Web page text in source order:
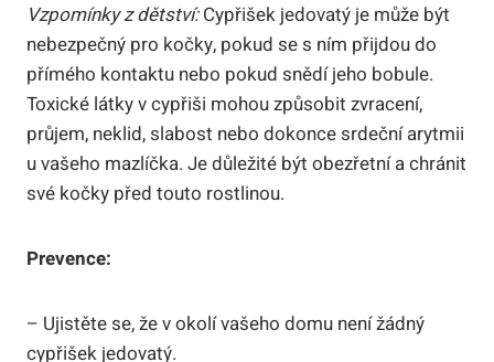
Vzpomínky z dětství:Cypřišek jedovatý je může být
nebezpečný pro kočky, pokud se s ním přijdou do
přímého kontaktu nebo pokud snědí jeho bobule.
Toxické látky v cypřiši mohou způsobit zvracení,
průjem, neklid, slabost nebo dokonce srdeční arytmii
u vašeho mazlíčka. Je důležité být obezřetní a chránit
své kočky před touto rostlinou.
Prevence:
– Ujistěte se, že v okolí vašeho domu není žádný
cypřišek jedovatý.